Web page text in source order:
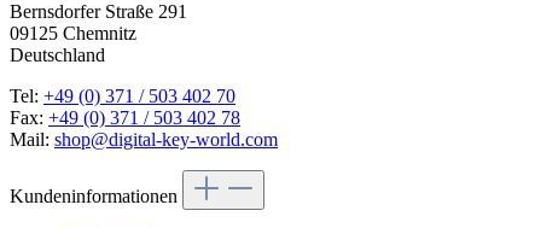
Bernsdorfer Straße 291
09125 Chemnitz
Deutschland
Tel: +49 (0) 371 / 503 402 70
Fax: +49 (0) 371 / 503 402 78
Mail: shop@digital-key-world.com
Kundeninformationen